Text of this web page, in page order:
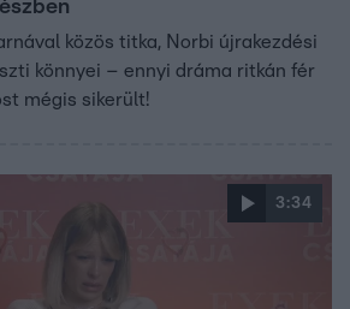
közös titka, Norbi újrakezdési
könnyei – ennyi dráma ritkán fér
mégis sikerült!
3:34